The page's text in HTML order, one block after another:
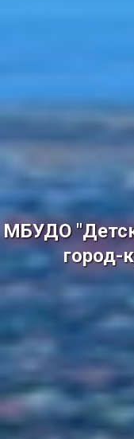
МБУДО
город-